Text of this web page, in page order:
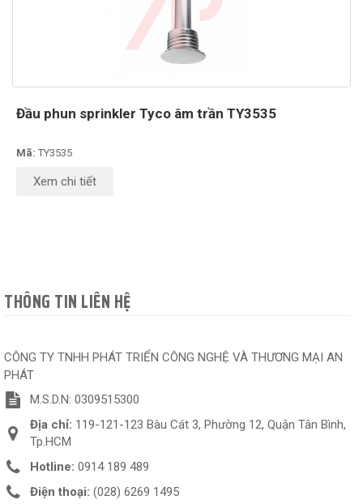
Đầu phun sprinkler Tyco âm trần TY3535
Mã: TY3535
Xem chi tiết
THÔNG TIN LIÊN HỆ
CÔNG TY TNHH PHÁT TRIỂN CÔNG NGHỆ VÀ THƯƠNG MẠI AN
PHÁT
M.S.D.N: 0309515300
Địa chỉ: 119-121-123 Bàu Cát 3, Phường 12, Quận Tân Bình,
Tp.HCM
Hotline: 0914 189 489
Điện thoại: (028) 6269 1495